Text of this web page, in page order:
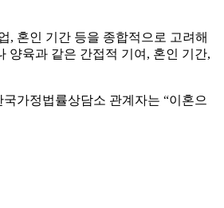
, 혼인 기간 등을 종합적으로 고려해
양육과 같은 간접적 기여, 혼인 기간,
가정법률상담소 관계자는 “이혼으